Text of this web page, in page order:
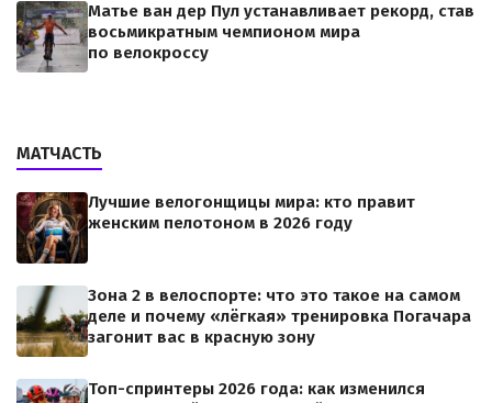
Матье ван дер Пул устанавливает рекорд, став
восьмикратным чемпионом мира
по велокроссу
МАТЧАСТЬ
Лучшие велогонщицы мира: кто правит
женским пелотоном в 2026 году
Зона 2 в велоспорте: что это такое на самом
деле и почему «лёгкая» тренировка Погачара
загонит вас в красную зону
Топ-спринтеры 2026 года: как изменился